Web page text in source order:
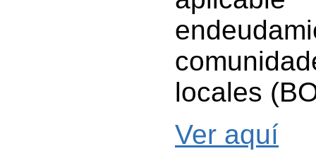
locales
Ver aquí